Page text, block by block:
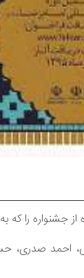
را که
صدری،